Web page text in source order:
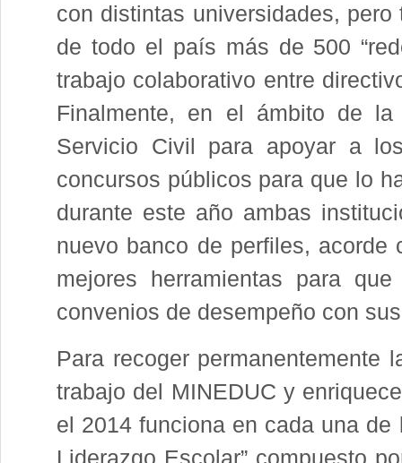
con distintas universidades,
de todo el país más de 500
trabajo colaborativo entre
Fi­nalmente, en el ámbito de
Servicio Civil para apoyar a
concursos públicos para que lo
durante este año ambas
nue­vo banco de perfiles,
mejores herramientas para
convenios de desempeño con
Para recoger permanentemente
trabajo del MINEDUC y
el 2014 funcio­na en cada una
Liderazgo Escolar” compuesto